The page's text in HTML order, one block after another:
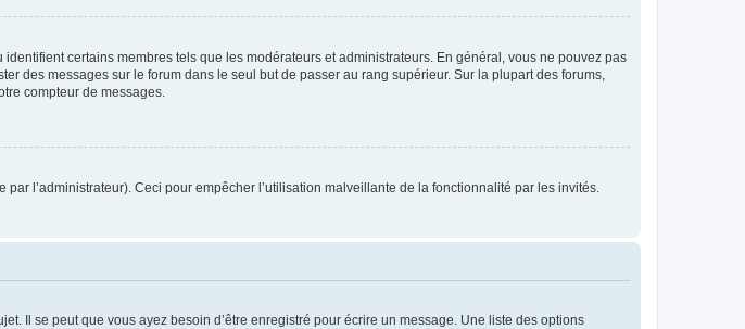
certains membres tels que les modérateurs et administrateurs. En général, vous ne pouvez pas
des messages sur le forum dans le seul but de passer au rang supérieur. Sur la plupart des forums,
compteur de messages.
l’administrateur). Ceci pour empêcher l’utilisation malveillante de la fonctionnalité par les invités.
Il se peut que vous ayez besoin d’être enregistré pour écrire un message. Une liste des options